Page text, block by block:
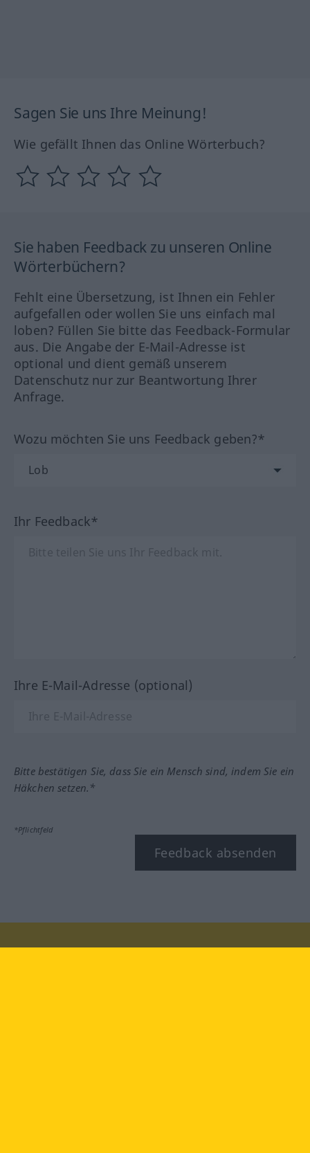
Sagen Sie uns Ihre Meinung!
Wie gefällt Ihnen das Online Wörterbuch?
Sie haben Feedback zu unseren Online
Wörterbüchern?
Fehlt eine Übersetzung, ist Ihnen ein Fehler
aufgefallen oder wollen Sie uns einfach mal
loben? Füllen Sie bitte das Feedback-Formular
aus. Die Angabe der E-Mail-Adresse ist
optional und dient gemäß unserem
Datenschutz nur zur Beantwortung Ihrer
Anfrage.
Wozu möchten Sie uns Feedback geben?*
Ihr Feedback*
Ihre E-Mail-Adresse (optional)
Bitte bestätigen Sie, dass Sie ein Mensch sind, indem Sie ein
Häkchen setzen.*
*Pflichtfeld
Feedback absenden